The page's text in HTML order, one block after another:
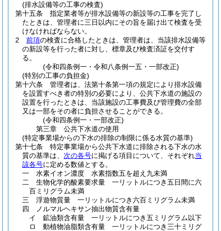
(排水設備等の工事の検査)
第十五条
指定業者等が排水設備等の新設等の工事を完了し
たときは、管理者に三日以内にその旨を届け出て検査を受
けなければならない。
2
前項の検査に合格したときは、管理者は、当該排水設備等
の新設等を行った者に対し、標章及び検査済証を交付す
る。
(令和四条例一・令和八条例一五・一部改正)
(特別の工事の負担金)
第十六条
管理者は、法第十条第一項の規定により排水設備
を設置すべき者の特別の必要により、公共下水道の施設の
設置を行ったときは、当該施設の工事費及び管理費の全部
又は一部をその者に負担させることができる。
(令和四条例一・一部改正)
第三章
公共下水道の使用
(特定事業場からの下水の排除の制限に係る水質の基準)
第十七条
特定事業場から公共下水道に排除される下水の水
質の基準は、 次の各号に掲げる項目について、それぞれ当
該各号に定める数値とする。
一
水素イオン濃度 水素指数五を超え九未満
二
生物化学的酸素要求量 一リットルにつき五日間に六
百ミリグラム未満
三
浮遊物質量 一リットルにつき六百ミリグラム未満
四
ノルマルヘキサン抽出物質含有量
イ
鉱油類含有量 一リットルにつき五ミリグラム以下
ロ
動植物油脂類含有量 一リットルにつき三十ミリグ